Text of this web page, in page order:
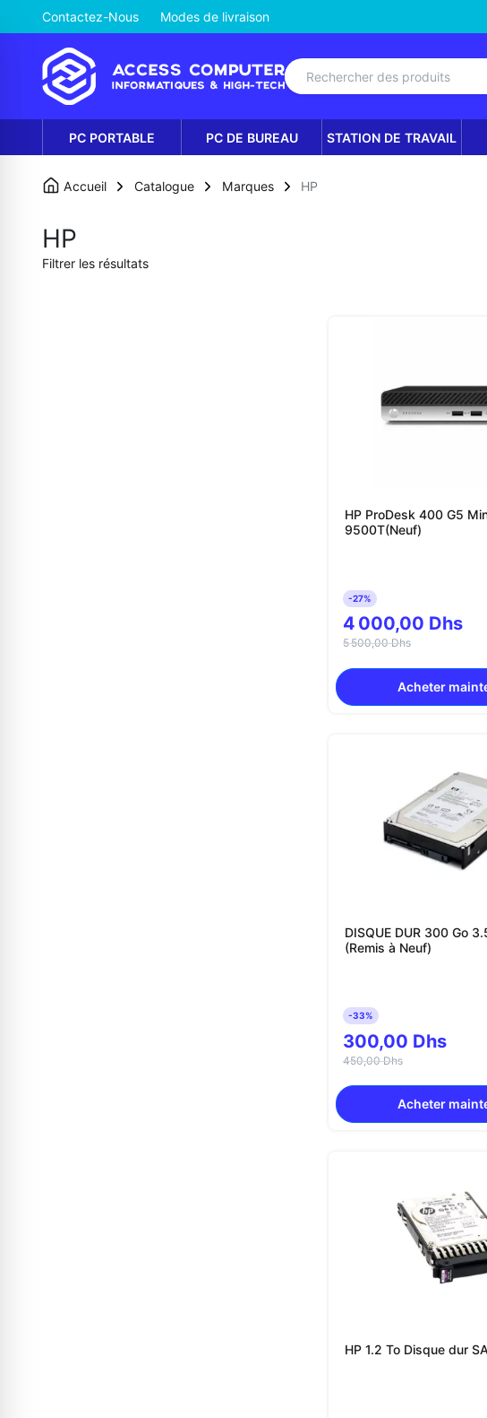
Contactez-Nous Modes de livraison
PC PORTABLE PC DE BUREAU STATION DE TRAVAIL
Accueil Catalogue Marques HP
HP
Filtrer les résultats
HP ProDesk 400 G5
9500T(Neuf)
-27%
4 000,00 Dhs
5 500,00 Dhs
Acheter
DISQUE DUR 300 Go
(Remis à Neuf)
-33%
300,00 Dhs
450,00 Dhs
Acheter
HP 1.2 To Disque dur